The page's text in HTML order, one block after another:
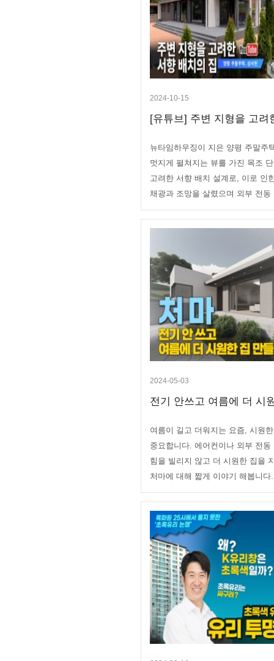
2024-10-15
[유튜브] 주변 지형을 고려
뉴타임하우징이 지은 양평 주말주
멋지게 펼쳐지는 뷰를 가진 목조
고려한 서향 배치 설계로, 이로 인
채광과 조망을 살렸으며 외부 전
2024-05-03
전기 안쓰고 여름에 더 시
여름이 길고 더워지는 요즘, 시원
중요합니다. 에어컨이나 외부 전
힘을 빌리지 않고 더 시원한 집을
처마에 대해 짧게 이야기 해봅니다